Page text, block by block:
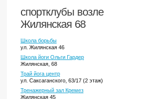
спортклубы возле
Жилянская 68
Школа борьбы
ул. Жилянская 46
Школа йоги Ольги Гардер
Жилянская, 68
Трай йога центр
ул. Саксаганского, 63/17 (2 этаж)
Тренажерный зал Кремез
Жилянская 45